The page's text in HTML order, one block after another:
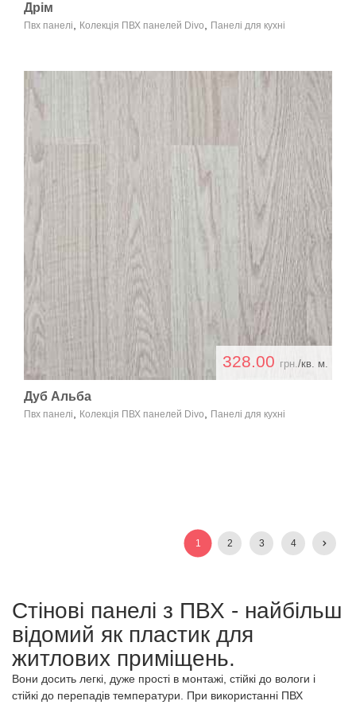
Дрім
Пвх панелі Колекція ПВХ панелей Divo Панелі для кухні
328.00 грн./кв. м.
Дуб Альба
Пвх панелі Колекція ПВХ панелей Divo Панелі для кухні
1 2 3 4
Стінові панелі з ПВХ - найбільш
відомий як пластик для
житлових приміщень.
Вони досить легкі, дуже прості в монтажі, стійкі до вологи і
стійкі до перепадів температури. При використанні ПВХ